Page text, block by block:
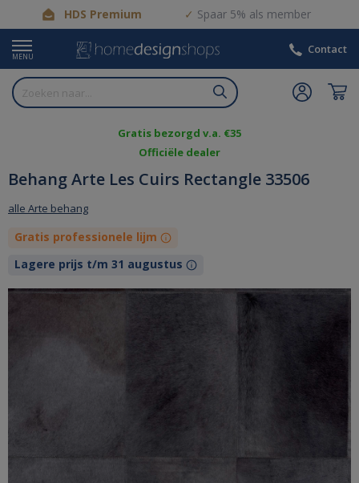
HDS Premium Spaar 5% als member
MENU
Contact
Gratis bezorgd v.a. €35
Officiële dealer
Behang Arte Les Cuirs Rectangle 33506
alle Arte behang
Gratis professionele lijm
Lagere prijs t/m 31 augustus